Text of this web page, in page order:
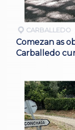
CARBALLEDO
Comezan as
Carballedo